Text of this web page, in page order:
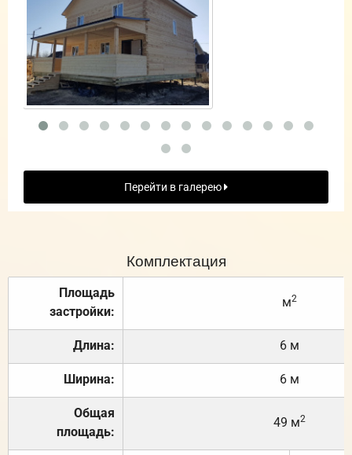
Перейти в галерею
Комплектация
Площадь
застройки:
м2
Длина: 6 м
Ширина: 6 м
Общая
площадь:
49 м2